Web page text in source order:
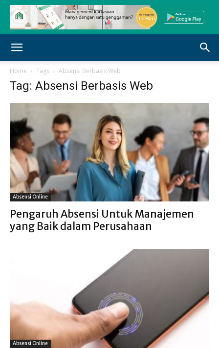
Home Tags Absensi Berbasis Web
Tag: Absensi Berbasis Web
Absensi Online
Pengaruh Absensi Untuk Manajemen
yang Baik dalam Perusahaan
Absensi Online